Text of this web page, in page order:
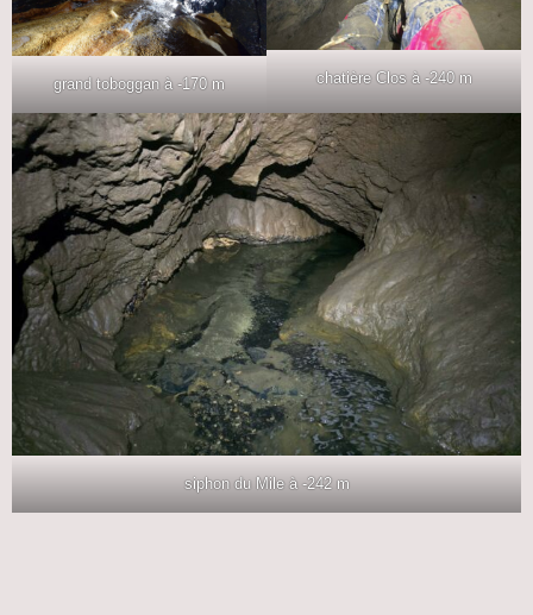
grand toboggan à -170 m chatière Clos à -240 m
siphon du Mile à -242 m